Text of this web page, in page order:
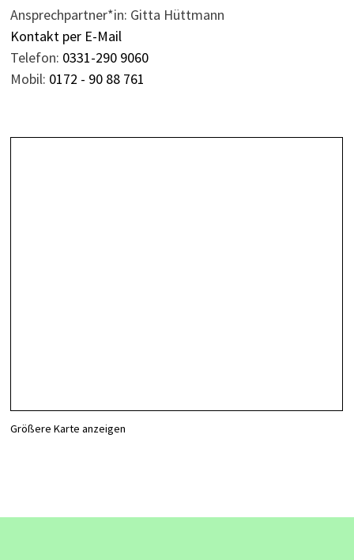
Ansprechpartner*in: Gitta Hüttmann
Kontakt per E-Mail
Telefon: 0331-290 9060
Mobil: 0172 - 90 88 761
Größere Karte anzeigen